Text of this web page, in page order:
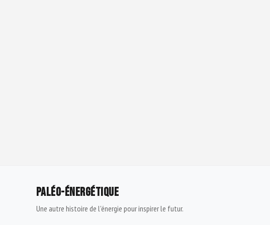
PALÉO-ÉNERGÉTIQUE
Une autre histoire de l'énergie pour inspirer le futur.